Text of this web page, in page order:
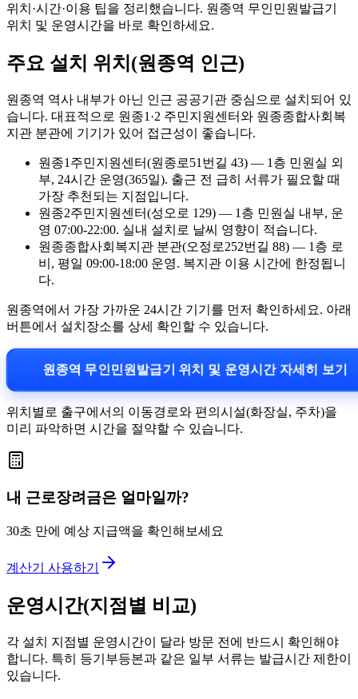
위치·시간·이용 팁을 정리했습니다. 원종역 무인민원발급기
위치 및 운영시간을 바로 확인하세요.
주요 설치 위치(원종역 인근)
원종역 역사 내부가 아닌 인근 공공기관 중심으로 설치되어 있
습니다. 대표적으로 원종1·2 주민지원센터와 원종종합사회복
지관 분관에 기기가 있어 접근성이 좋습니다.
원종1주민지원센터(원종로51번길 43) — 1층 민원실 외
부, 24시간 운영(365일). 출근 전 급히 서류가 필요할 때
가장 추천되는 지점입니다.
원종2주민지원센터(성오로 129) — 1층 민원실 내부, 운
영 07:00-22:00. 실내 설치로 날씨 영향이 적습니다.
원종종합사회복지관 분관(오정로252번길 88) — 1층 로
비, 평일 09:00-18:00 운영. 복지관 이용 시간에 한정됩니
다.
원종역에서 가장 가까운 24시간 기기를 먼저 확인하세요. 아래
버튼에서 설치장소를 상세 확인할 수 있습니다.
원종역 무인민원발급기 위치 및 운영시간 자세히 보기
위치별로 출구에서의 이동경로와 편의시설(화장실, 주차)을
미리 파악하면 시간을 절약할 수 있습니다.
내 근로장려금은 얼마일까?
30초 만에 예상 지급액을 확인해보세요
계산기 사용하기
운영시간(지점별 비교)
각 설치 지점별 운영시간이 달라 방문 전에 반드시 확인해야
합니다. 특히 등기부등본과 같은 일부 서류는 발급시간 제한이
있습니다.